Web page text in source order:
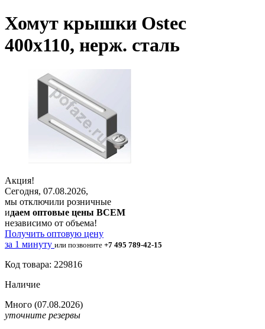
Хомут крышки Ostec
400х110, нерж. сталь
Акция!
Сегодня, 07.08.2026,
мы отключили розничные
идаем оптовые цены ВСЕМ
независимо от объема!
Получить оптовую цену
за 1 минуту или позвоните +7 495 789-42-15
Код товара: 229816
Наличие
Много (07.08.2026)
уточните резервы